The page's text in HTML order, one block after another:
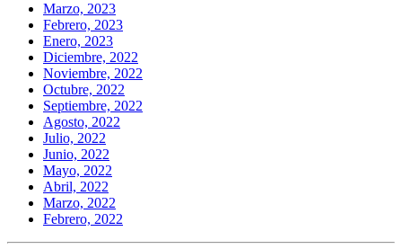
Marzo, 2023
Febrero, 2023
Enero, 2023
Diciembre, 2022
Noviembre, 2022
Octubre, 2022
Septiembre, 2022
Agosto, 2022
Julio, 2022
Junio, 2022
Mayo, 2022
Abril, 2022
Marzo, 2022
Febrero, 2022